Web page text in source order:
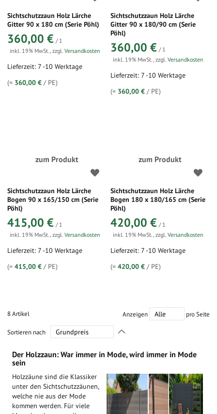
Sichtschutzzaun Holz Lärche
Gitter 90 x 180 cm (Serie Pöhl)
360,00 € / 1
inkl. 19% MwSt., zzgl. Versandkosten
Lieferzeit: 7 -10 Werktage
(= 360,00 € / PE)
Sichtschutzzaun Holz Lärche
Gitter 90 x 180/90 cm (Serie
Pöhl)
360,00 € / 1
inkl. 19% MwSt.,zzgl.Versandkosten
Lieferzeit: 7 -10 Werktage
(= 360,00 € / PE)
zum Produkt
Sichtschutzzaun Holz Lärche
Bogen 90 x 165/150 cm (Serie
Pöhl)
415,00 € / 1
inkl. 19% MwSt., zzgl. Versandkosten
Lieferzeit: 7 -10 Werktage
(= 415,00 € / PE)
zum Produkt
Sichtschutzzaun Holz Lärche
Bogen 180 x 180/165 cm (Serie
Pöhl)
420,00 € / 1
inkl. 19% MwSt.,zzgl.Versandkosten
Lieferzeit: 7 -10 Werktage
(=420,00 € / PE)
8Artikel Anzeigen pro Seite
Sortieren nach
festlegen
Der Holzzaun: War immer in Mode, wird immer in Mode
sein
Holzzäune sind die Klassiker
unter den Sichtschutzzäunen,
welche nie aus der Mode
kommen werden. Für viele